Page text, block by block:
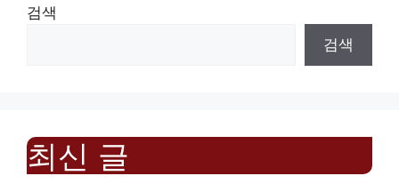
검색
검색
최신 글